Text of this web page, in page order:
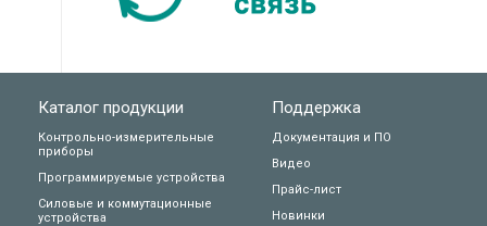
Каталог продукции
Контрольно-измерительные
приборы
Программируемые устройства
Силовые и коммутационные
устройства
Поддержка
Документация и ПО
Видео
Прайс-лист
Новинки